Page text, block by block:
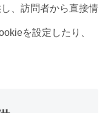
、訪問者から直接情
を設定したり、